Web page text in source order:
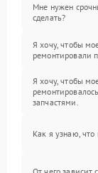
Мне нужен
сделать?
Я хочу, чтобы
ремонтировали
Я хочу, чтобы
запчастями.
Как я узнаю, что